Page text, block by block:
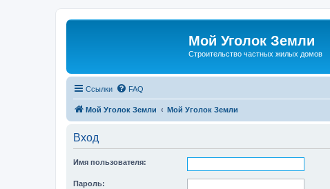
Мой Уголок Земли
Cтроительство частных жилых домов
Ссылки FAQ
Мой Уголок Земли Мой Уголок Земли
Вход
Имя пользователя:
Пароль: